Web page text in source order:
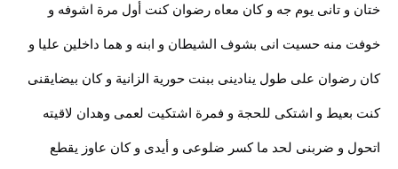
ختان و تانى يوم جه و كان معاه رضوان كنت أول مرة اشوفه و
خوفت منه حسيت انى بشوف الشيطان و ابنه و هما داخلين عليا و
كان رضوان على طول ينادينى ببنت حورية الزانية و كان بيضايقنى
كنت بعيط و اشتكى للحجة و فمرة اشتكيت لعمى وهدان لاقيته
اتحول و ضربنى لحد ما كسر ضلوعى و أيدى و كان عاوز يقطع